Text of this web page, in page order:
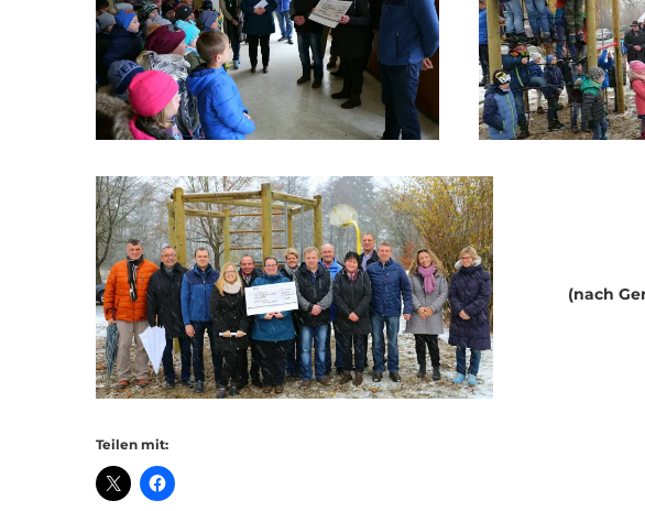
(nach Gerd
Teilen mit:
SCHULHAUS UNNERSDORF
Weinbergstr. 18,
96231 Bad Staffelstein - Unnersdorf
Tel 09573 - 340 104
SCHULHAUS
Frauendorf 31,
96231 Bad Staffelstein-
Tel 09573 - 6586
Fax 09573 – 8990137